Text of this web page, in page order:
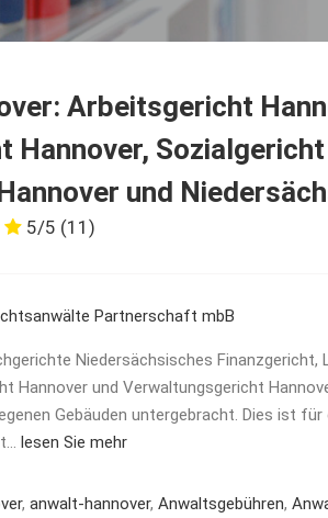
Arbeitsgericht
Hannover,
und
5/5 (11)
Partnerschaft mbB
Niedersächsisches Finanzgericht,
Hannover und Verwaltungsgericht
Gebäuden untergebracht. Dies ist für
lesen Sie mehr
, anwalt-hannover, Anwaltsgebühren,